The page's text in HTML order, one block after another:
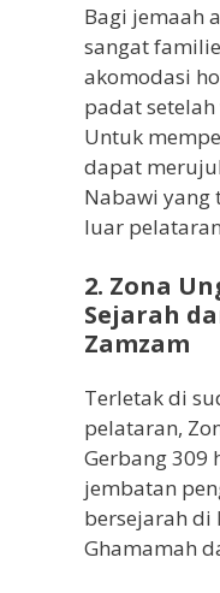
Bagi jemaah
sangat
akomodasi
padat
Untuk
dapat
Nabawi yang
luar
2. Zona
Sejarah
Zamzam
Terletak di
pelataran,
Gerbang 309
jembatan
bersejarah di
Ghamamah